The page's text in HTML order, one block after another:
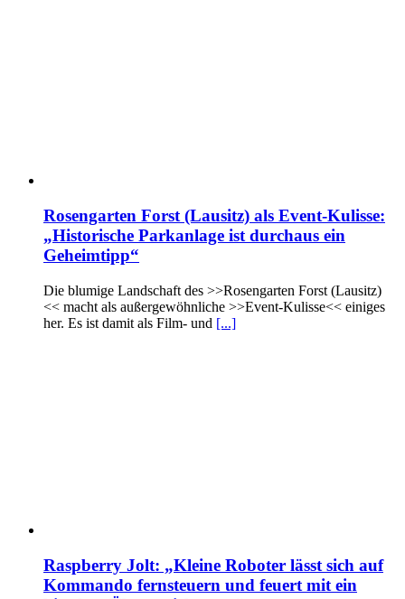
Rosengarten Forst (Lausitz) als Event-Kulisse:
„Historische Parkanlage ist durchaus ein
Geheimtipp“
Die blumige Landschaft des >>Rosengarten Forst (Lausitz)
<< macht als außergewöhnliche >>Event-Kulisse<< einiges
her. Es ist damit als Film- und [...]
Raspberry Jolt: „Kleine Roboter lässt sich auf
Kommando fernsteuern und feuert mit ein